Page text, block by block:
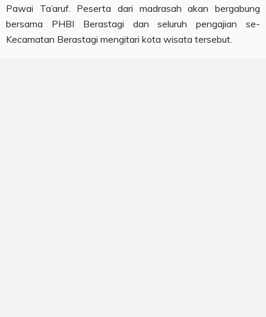
Pawai Ta’aruf. Peserta dari madrasah akan bergabung
bersama PHBI Berastagi dan seluruh pengajian se-
Kecamatan Berastagi mengitari kota wisata tersebut.